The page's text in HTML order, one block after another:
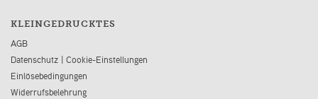
KLEINGEDRUCKTES
AGB
Datenschutz | Cookie-Einstellungen
Einlösebedingungen
Widerrufsbelehrung